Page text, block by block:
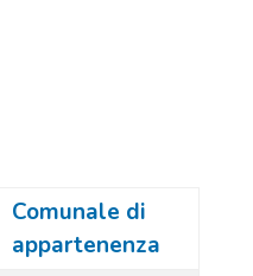
Comunale di
appartenenza